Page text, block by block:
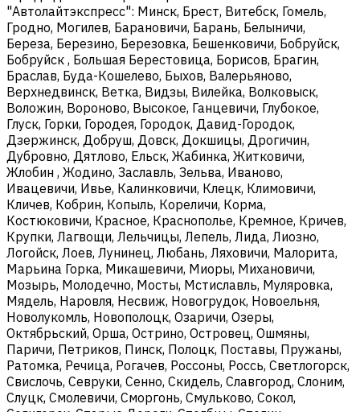
"Автолайтэкспресс": Минск, Брест, Витебск, Гомель,
Гродно, Могилев, Барановичи, Барань, Белыничи,
Береза, Березино, Березовка, Бешенковичи, Бобруйск,
Бобруйск , Большая Берестовица, Борисов, Брагин,
Браслав, Буда-Кошелево, Быхов, Валерьяново,
Верхнедвинск, Ветка, Видзы, Вилейка, Волковыск,
Воложин, Вороново, Высокое, Ганцевичи, Глубокое,
Глуск, Горки, Городея, Городок, Давид-Городок,
Дзержинск, Добруш, Довск, Докшицы, Дрогичин,
Дубровно, Дятлово, Ельск, Жабинка, Житковичи,
Жлобин , Жодино, Заславль, Зельва, Иваново,
Ивацевичи, Ивье, Калинковичи, Клецк, Климовичи,
Кличев, Кобрин, Копыль, Кореличи, Корма,
Костюковичи, Красное, Краснополье, Кремное, Кричев,
Крупки, Лагвощи, Лельчицы, Лепель, Лида, Лиозно,
Логойск, Лоев, Лунинец, Любань, Ляховичи, Малорита,
Марьина Горка, Микашевичи, Миоры, Михановичи,
Мозырь, Молодечно, Мосты, Мстиславль, Муляровка,
Мядель, Наровля, Несвиж, Новогрудок, Новоельня,
Новолукомль, Новополоцк, Озаричи, Озеры,
Октябрьский, Орша, Острино, Островец, Ошмяны,
Паричи, Петриков, Пинск, Полоцк, Поставы, Пружаны,
Ратомка, Речица, Рогачев, Россоны, Россь, Светлогорск,
Свислочь, Севруки, Сенно, Скидель, Славгород, Слоним,
Слуцк, Смолевичи, Сморгонь, Смульково, Сокол,